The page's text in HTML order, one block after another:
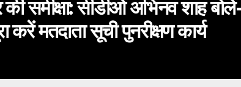
स्वतंत्रता दिवस 2026: परेड ग्राउंड
चौहान ने की समीक्षा, अधिकारियों को